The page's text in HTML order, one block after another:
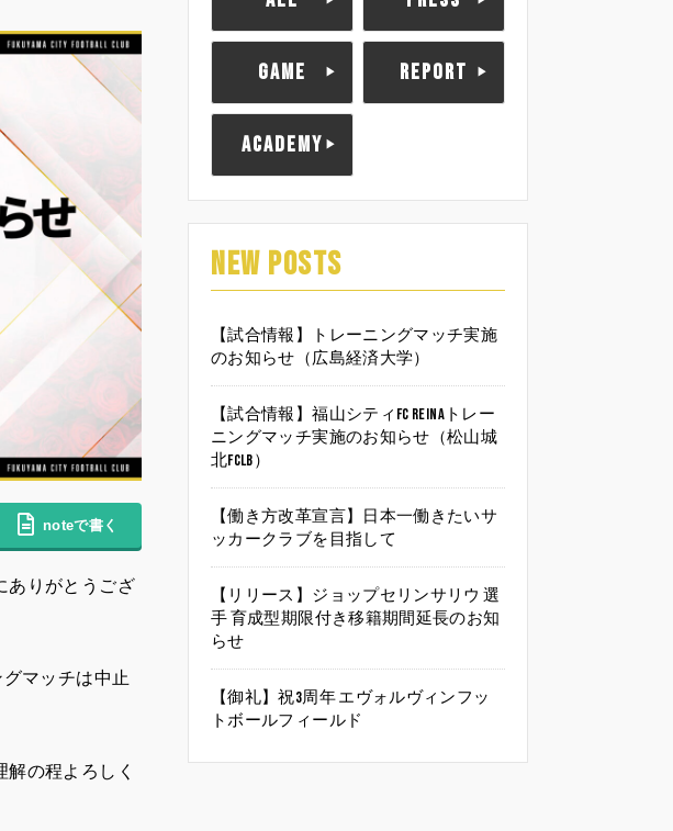
noteで書く
ありがとうござ
マッチは中止
の程よろしく
GAME REPORT
ACADEMY
NEW POSTS
【試合情報】トレーニングマッチ実施
のお知らせ（広島経済大学）
【試合情報】福山シティFC Reinaトレー
ニングマッチ実施のお知らせ（松山城
北FCLB）
【働き方改革宣言】日本一働きたいサ
ッカークラブを目指して
【リリース】ジョップセリンサリウ 選
手 育成型期限付き移籍期間延長のお知
らせ
【御礼】祝3周年 エヴォルヴィンフッ
トボールフィールド